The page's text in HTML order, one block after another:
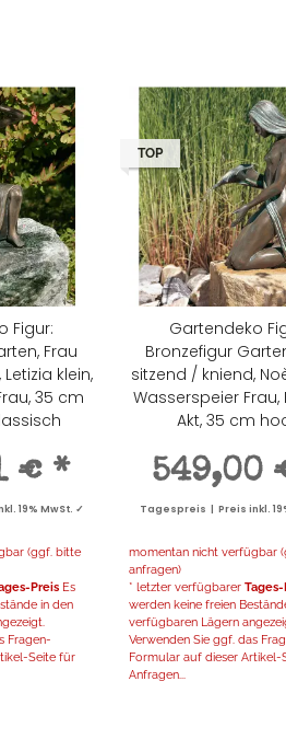
Figur:
Frau
klein,
35 cm
€ *
19% MwSt. ✓
(ggf. bitte
PreisEs
in den
Fragen-
Seite für
TOP
Gartendeko
Bronzefigur
sitzend / kniend,
Wasserspeier Frau,
Akt, 35 cm
549,00
Tagespreis | Preis inkl.
momentan nicht verfügbar
anfragen)
* letzter verfügbarer
werden keine freien
verfügbaren Lägern
Verwenden Sie ggf. das
Formular auf dieser Artikel-
Anfragen...
*
Tagespreis | Preis
inkl. 19% MwSt. ✓
Tagespreis | Preis
inkl. 19% MwSt. ✓